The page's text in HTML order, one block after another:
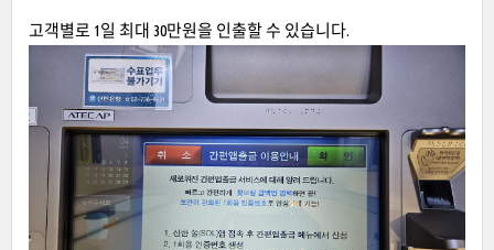
고객별로 1일 최대 30만원을 인출할 수 있습니다.